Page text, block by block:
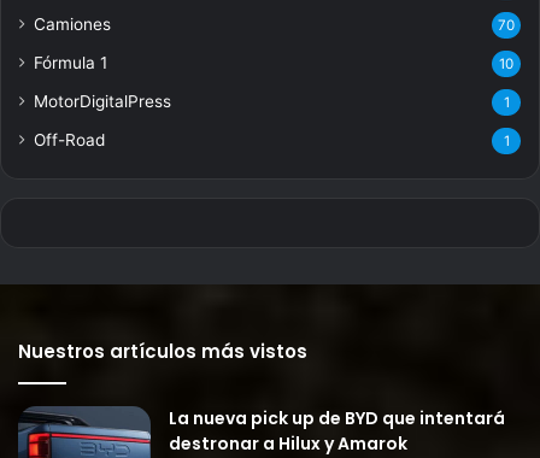
Camiones 70
Fórmula 1 10
MotorDigitalPress 1
Off-Road 1
Nuestros artículos más vistos
La nueva pick up de BYD que intentará
destronar a Hilux y Amarok